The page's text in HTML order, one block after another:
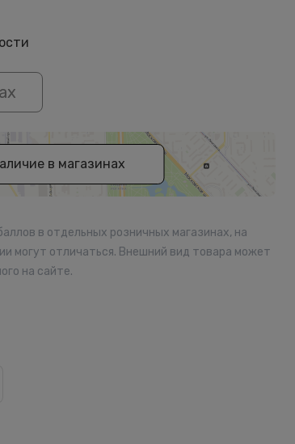
в магазинах
в отдельных розничных магазинах, на
могут отличаться. Внешний вид товара может
на сайте.